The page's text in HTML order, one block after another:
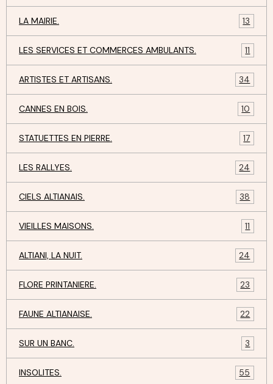
LA MAIRIE. 13
LES SERVICES ET COMMERCES AMBULANTS. 11
ARTISTES ET ARTISANS. 34
CANNES EN BOIS. 10
STATUETTES EN PIERRE. 17
LES RALLYES. 24
CIELS ALTIANAIS. 38
VIEILLES MAISONS. 11
ALTIANI, LA NUIT. 24
FLORE PRINTANIERE. 23
FAUNE ALTIANAISE. 22
SUR UN BANC. 3
INSOLITES. 55